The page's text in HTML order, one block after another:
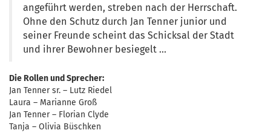
angeführt werden, streben nach der Herrschaft.
Ohne den Schutz durch Jan Tenner junior und
seiner Freunde scheint das Schicksal der Stadt
und ihrer Bewohner besiegelt …
Die Rollen und Sprecher:
Jan Tenner sr. – Lutz Riedel
Laura – Marianne Groß
Jan Tenner – Florian Clyde
Tanja – Olivia Büschken